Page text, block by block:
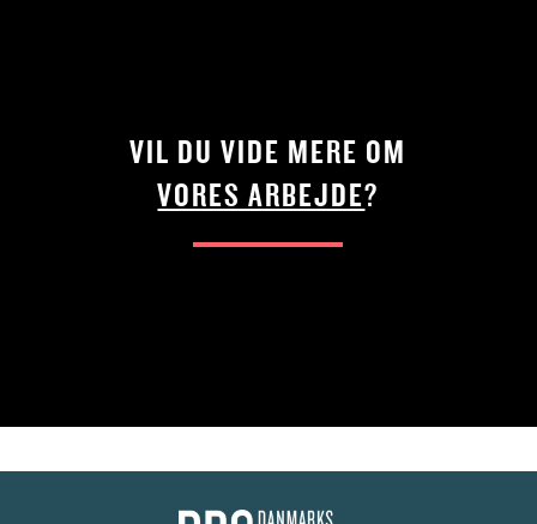
VIL DU VIDE MERE OM
VORES ARBEJDE?